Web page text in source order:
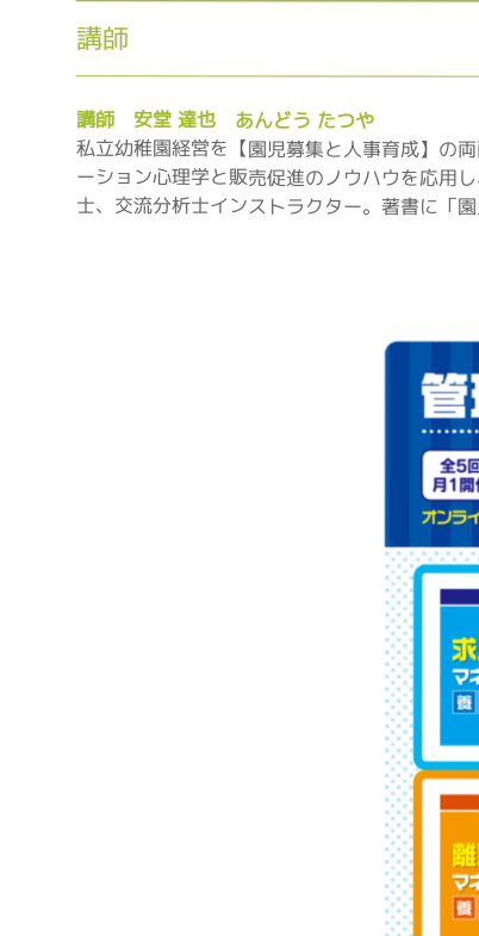
講師
講師 安堂 達也 あんどう たつや
私立幼稚園経営を【園児募集と人事育成】の
ーション心理学と販売促進のノウハウを応用
士、交流分析士インストラクター。著書に「